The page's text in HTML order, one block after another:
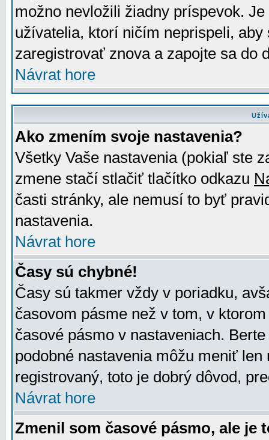
možno nevložili žiadny príspevok.
užívatelia, ktorí ničím neprispeli,
zaregistrovať znova a zapojte sa do
Návrat hore
Ako zmením svoje nastavenia?
Všetky Vaše nastavenia (pokiaľ ste
zmene stačí stlačiť tlačítko odkazu
časti stránky, ale nemusí to byť
nastavenia.
Návrat hore
Časy sú chybné!
Časy sú takmer vždy v poriadku,
časovom pásme než v tom, v
časové pásmo v nastaveniach.
podobné nastavenia môžu meniť
registrovaný, toto je dobrý dôvod,
Návrat hore
Zmenil som časové pásmo, ale je